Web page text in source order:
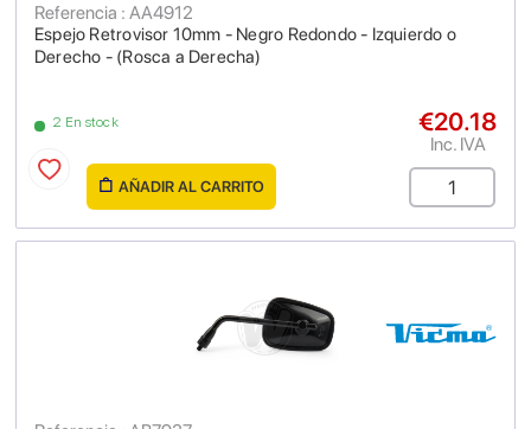
Espejo Retrovisor 10mm - Negro Redondo - Izquierdo o
Derecho - (Rosca a Derecha)
Referencia : AA4912
2 En stock €20.18
Inc. IVA
AÑADIR AL CARRITO